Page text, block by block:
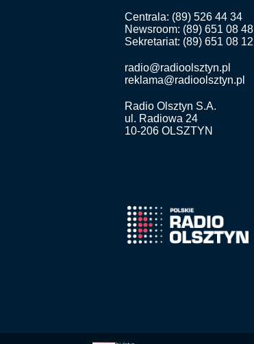
Centrala: (89) 526 44 34
Newsroom: (89) 651 08 48
Sekretariat: (89) 651 08 12
radio@radioolsztyn.pl
reklama@radioolsztyn.pl
Radio Olsztyn S.A.
ul. Radiowa 24
10-206 OLSZTYN